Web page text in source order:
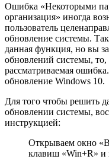
Ошибка «Некоторыми
организация» иногда
пользователь
обновление системы.
данная функция, но вы
обновлений системы, то,
рассматриваемая
обновление Windows 10.
Для того чтобы решить
обновлении системы,
инструкцией:
Открываем окно
клавиш «Win+R» и